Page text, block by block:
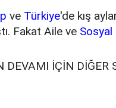
ve Türkiye'de kış
Fakat Aile ve Sosyal
DEVAMI İÇİN DİĞER